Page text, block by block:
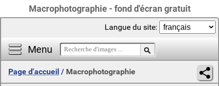
Macrophotographie - fond d'écran gratuit
Menu
Langue du site:
Page d'accueil / Macrophotographie